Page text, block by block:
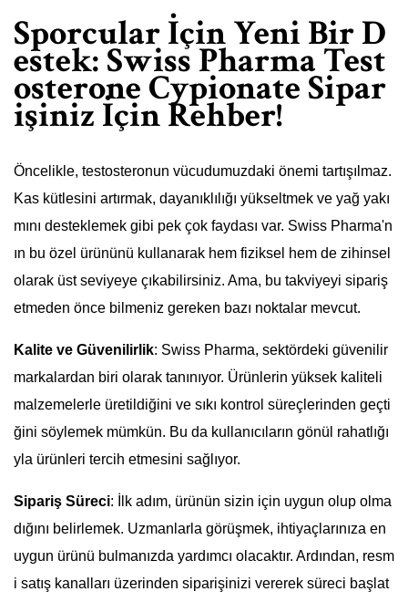
Sporcular İçin Yeni Bir D
estek: Swiss Pharma Test
osterone Cypionate Sipar
işiniz İçin Rehber!
Öncelikle, testosteronun vücudumuzdaki önemi tartışılmaz.
Kas kütlesini artırmak, dayanıklılığı yükseltmek ve yağ yakı
mını desteklemek gibi pek çok faydası var. Swiss Pharma'n
ın bu özel ürününü kullanarak hem fiziksel hem de zihinsel
olarak üst seviyeye çıkabilirsiniz. Ama, bu takviyeyi sipariş
etmeden önce bilmeniz gereken bazı noktalar mevcut.
Kalite ve Güvenilirlik: Swiss Pharma, sektördeki güvenilir
markalardan biri olarak tanınıyor. Ürünlerin yüksek kaliteli
malzemelerle üretildiğini ve sıkı kontrol süreçlerinden geçti
ğini söylemek mümkün. Bu da kullanıcıların gönül rahatlığı
yla ürünleri tercih etmesini sağlıyor.
Sipariş Süreci: İlk adım, ürünün sizin için uygun olup olma
dığını belirlemek. Uzmanlarla görüşmek, ihtiyaçlarınıza en
uygun ürünü bulmanızda yardımcı olacaktır. Ardından, resm
i satış kanalları üzerinden siparişinizi vererek süreci başlat